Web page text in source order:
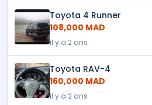
Toyota 4 Runner
108,000 MAD
il y a 2 ans
Toyota RAV-4
160,000 MAD
il y a 2 ans